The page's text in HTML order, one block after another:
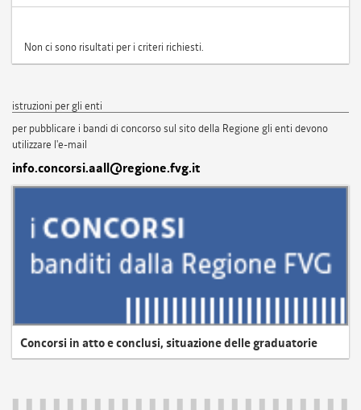
Non ci sono risultati per i criteri richiesti.
istruzioni per gli enti
per pubblicare i bandi di concorso sul sito della Regione gli enti devono
utilizzare l'e-mail
info.concorsi.aall@regione.fvg.it
Concorsi in atto e conclusi, situazione delle graduatorie